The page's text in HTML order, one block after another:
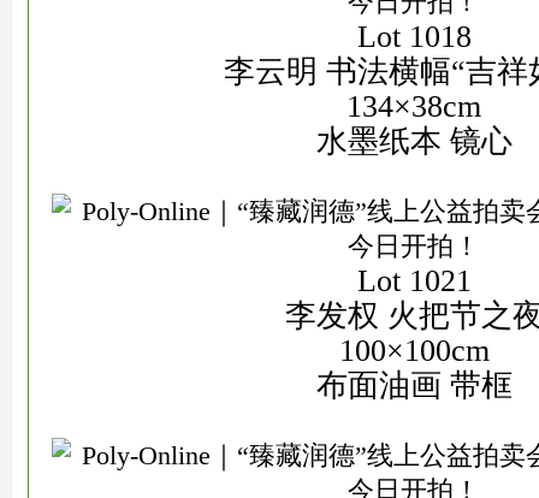
Lot 1018
李云明 书法横幅“吉祥
134×38cm
水墨纸本 镜心
Lot 1021
李发权 火把节之
100×100cm
布面油画 带框